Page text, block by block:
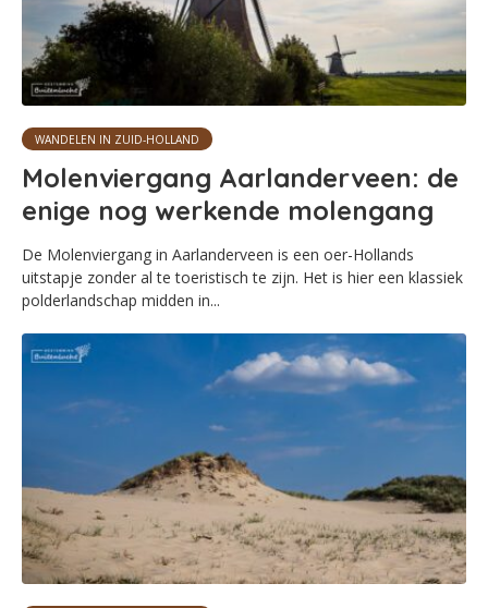
WANDELEN IN ZUID-HOLLAND
Molenviergang Aarlanderveen: de
enige nog werkende molengang
De Molenviergang in Aarlanderveen is een oer-Hollands
uitstapje zonder al te toeristisch te zijn. Het is hier een klassiek
polderlandschap midden in...